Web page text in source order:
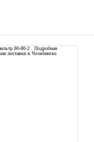
80-80-2 . Подробная
поставки в Челябинске.